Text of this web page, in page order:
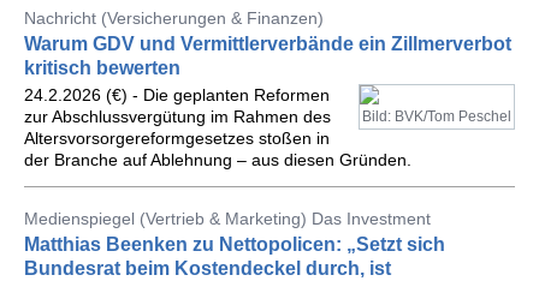
Nachricht (Versicherungen & Finanzen)
Warum GDV und Vermittlerverbände ein Zillmerverbot
kritisch bewerten
Bild: BVK/Tom Peschel
24.2.2026 (€) - Die geplanten Reformen
zur Abschlussvergütung im Rahmen des
Altersvorsorgereformgesetzes stoßen in
der Branche auf Ablehnung – aus diesen Gründen.
Medienspiegel (Vertrieb & Marketing) Das Investment
Matthias Beenken zu Nettopolicen: „Setzt sich
Bundesrat beim Kostendeckel durch, ist